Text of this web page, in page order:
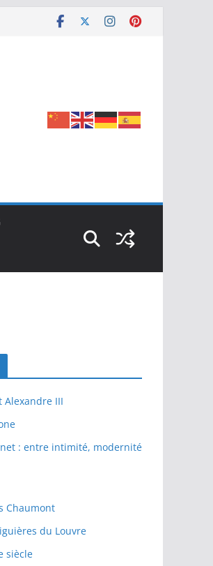
Alexandre III
: entre intimité, modernité
Chaumont
du Louvre
siècle